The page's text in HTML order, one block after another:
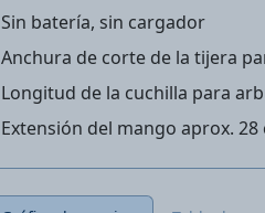
Sin batería, sin cargador
Anchura de corte de la tijera
Longitud de la cuchilla para
Extensión del mango aprox. 28